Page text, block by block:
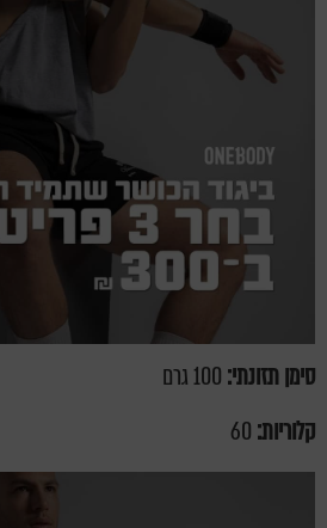
סימן תזונתי: 100 גרם
קלוריות: